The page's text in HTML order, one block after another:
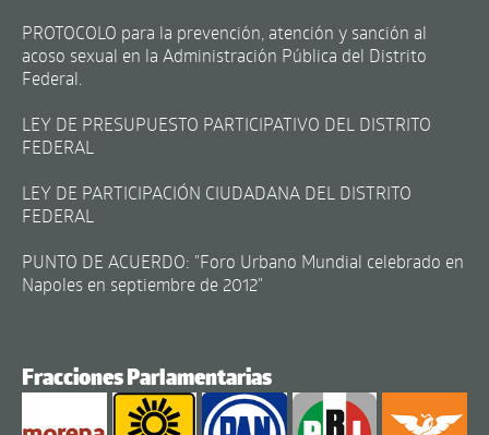
PROTOCOLO para la prevención, atención y sanción al
acoso sexual en la Administración Pública del Distrito
Federal.
LEY DE PRESUPUESTO PARTICIPATIVO DEL DISTRITO
FEDERAL
LEY DE PARTICIPACIÓN CIUDADANA DEL DISTRITO
FEDERAL
PUNTO DE ACUERDO: "Foro Urbano Mundial celebrado en
Napoles en septiembre de 2012"
Fracciones Parlamentarias